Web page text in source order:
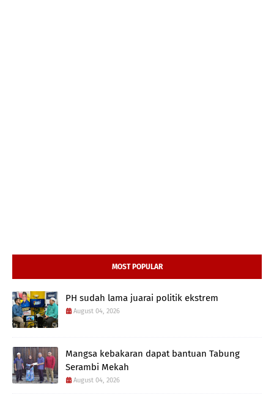
MOST POPULAR
PH sudah lama juarai politik ekstrem
August 04, 2026
Mangsa kebakaran dapat bantuan Tabung
Serambi Mekah
August 04, 2026